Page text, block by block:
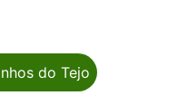
do Tejo